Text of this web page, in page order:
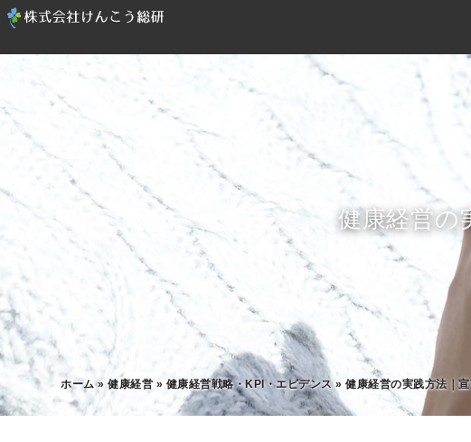
健康経営の
ホーム»健康経営 » 健康経営戦略・KPI・エビデンス»健康経営の実践方法｜